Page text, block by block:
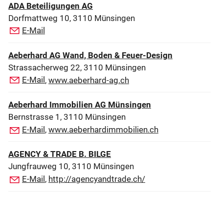
ADA Beteiligungen AG
Dorfmattweg 10, 3110 Münsingen
E-Mail
Aeberhard AG Wand, Boden & Feuer-Design
Strassacherweg 22, 3110 Münsingen
E-Mail , www.aeberhard-ag.ch
Aeberhard Immobilien AG Münsingen
Bernstrasse 1, 3110 Münsingen
E-Mail, www.aeberhardimmobilien.ch
AGENCY & TRADE B. BILGE
Jungfrauweg 10, 3110 Münsingen
E-Mail, http://agencyandtrade.ch/